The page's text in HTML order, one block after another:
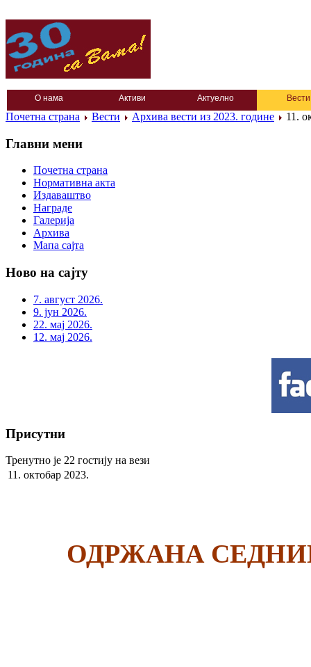
О нама Активи Актуелно Вести
Почетна страна Вести Архива вести из 2023. године 11.
Главни мени
Почетна страна
Нормативна акта
Издаваштво
Награде
Галерија
Архива
Мапа сајта
Ново на сајту
7. август 2026.
9. јун 2026.
22. мај 2026.
12. мај 2026.
Присутни
Тренутно је 22 гостију на вези
11. октобар 2023.
ОДРЖАНА